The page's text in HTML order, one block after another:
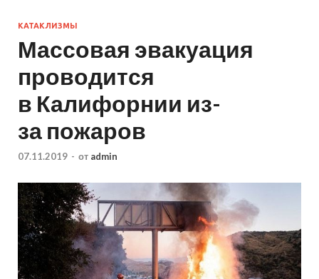
КАТАКЛИЗМЫ
Массовая эвакуация
проводится
в Калифорнии из-
за пожаров
07.11.2019 - от admin